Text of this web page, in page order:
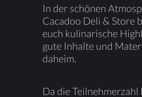
In der schö­nen
Ca­ca­doo Deli & Store
euch ku­li­na­ri­sche
gute In­hal­te und
daheim.
Da die Teil­neh­mer­zahl